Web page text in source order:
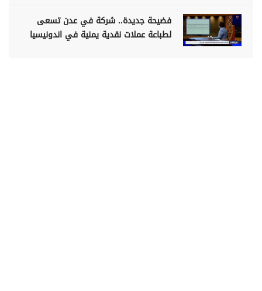
فضيحة جديدة.. شركة في عدن تسعى
لطباعة عملات نقدية يمنية في اندونيسيا